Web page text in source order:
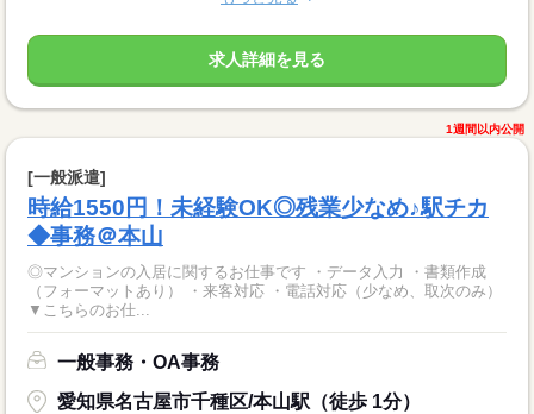
求人詳細を見る
1週間以内公開
[一般派遣]
時給1550円！未経験OK◎残業少なめ♪駅チカ
◆事務＠本山
◎マンションの入居に関するお仕事です ・データ入力 ・書類作成
（フォーマットあり） ・来客対応 ・電話対応（少なめ、取次のみ）
▼こちらのお仕...
一般事務・OA事務
愛知県名古屋市千種区/本山駅（徒歩 1分）